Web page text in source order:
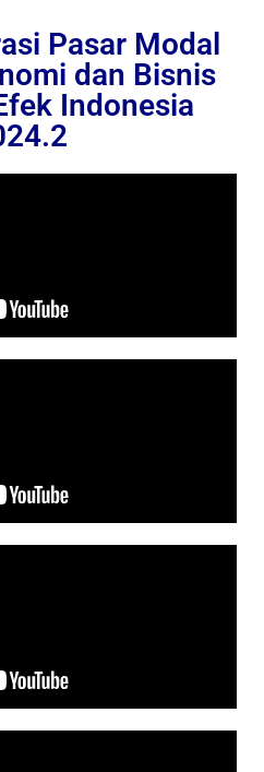
Pasar Modal
dan Bisnis
Indonesia